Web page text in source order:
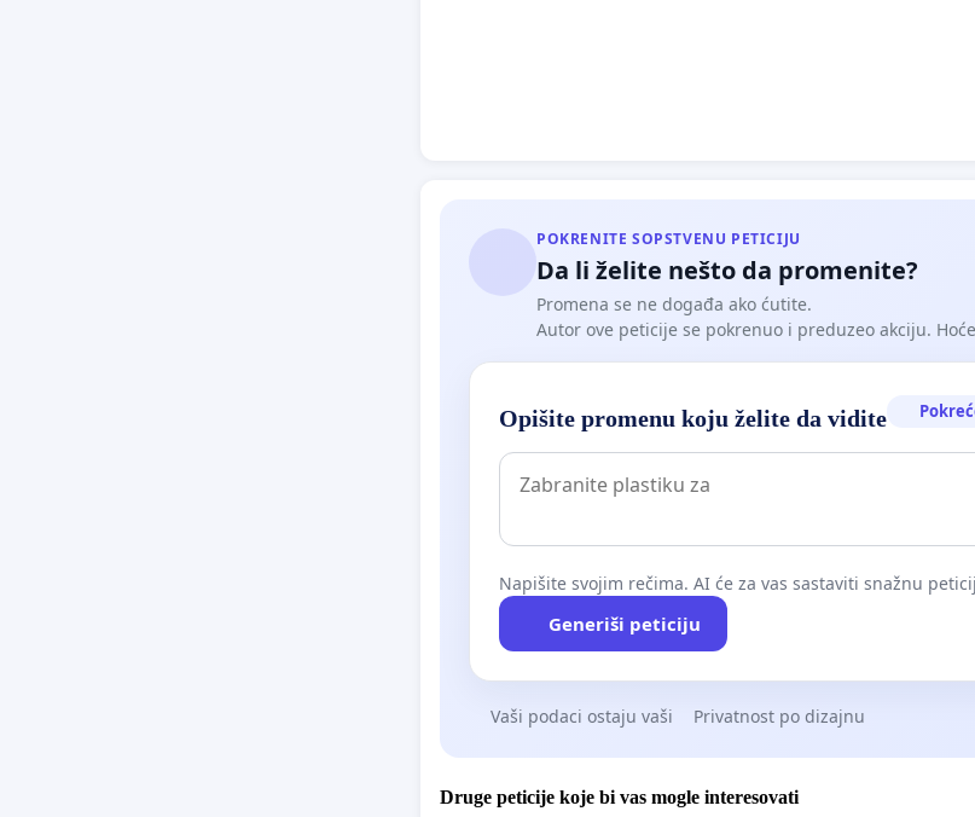
Roditelji znaju zašto je direktor poseban i neophodan
deci i zaposlenima. Nećemo dozvoliti da politika sruši
smo zajedno gradili!
POKRENITE SOPSTVENU PETICIJU
Da li želite nešto da promenite?
Promena se ne događa ako ćutite.
Autor ove peticije se pokrenuo i preduzeo akciju.
Opišite promenu koju želite da vidite
Napišite svojim rečima. AI će za vas sastaviti snažnu
Generiši peticiju
Vaši podaci ostaju vaši Privatnost po dizajnu
Druge peticije koje bi vas mogle interesovati